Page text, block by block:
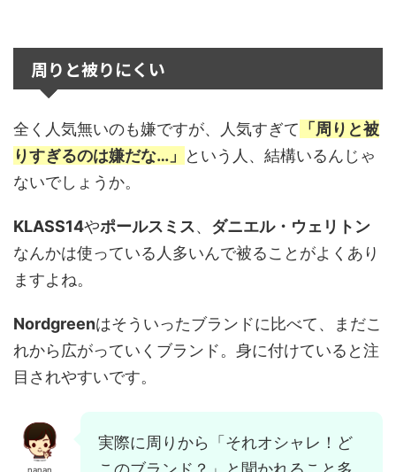
周りと被りにくい
全く人気無いのも嫌ですが、人気すぎて 「周りと被
りすぎるのは嫌だな…」
という人、結構いるんじゃ
ないでしょうか。
KLASS14やポールスミス、 ダニエル・ウェリトン
なんかは使っている人多いんで被ることがよくあり
ますよね。
Nordgreenはそういったブランドに比べて、まだこ
れから広がっていくブランド。身に付けていると注
目されやすいです。
nanan
実際に周りから「それオシャレ！ど